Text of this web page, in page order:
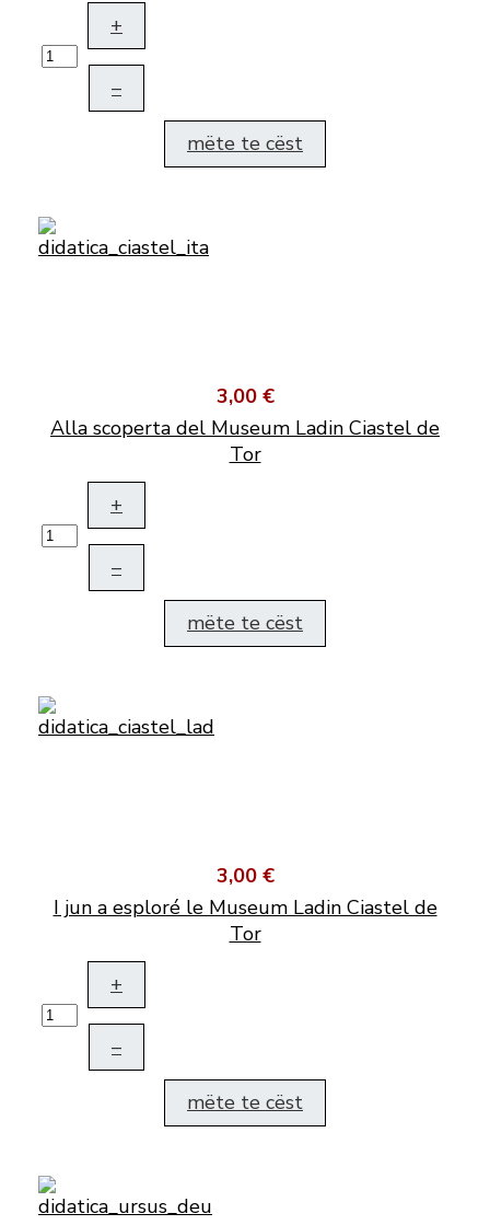
+
–
mëte te cëst
3,00 €
Alla scoperta del Museum Ladin Ciastel de
Tor
+
–
mëte te cëst
3,00 €
I jun a esploré le Museum Ladin Ciastel de
Tor
+
–
mëte te cëst